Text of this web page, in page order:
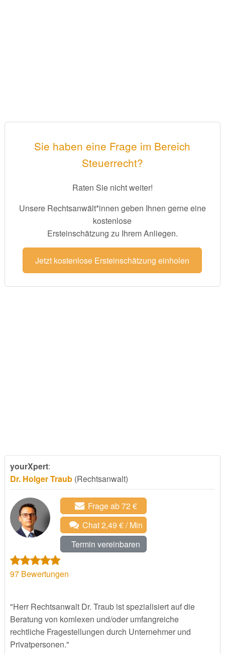
Sie haben eine Frage im Bereich
Steuerrecht?
Raten Sie nicht weiter!
Unsere Rechtsanwält*innen geben Ihnen gerne eine
kostenlose
Ersteinschätzung zu Ihrem Anliegen.
Jetzt kostenlose Ersteinschätzung einholen
yourXpert:
Dr. Holger Traub(Rechtsanwalt)
Frage ab 72 €
Chat 2,49 € / Min
Termin vereinbaren
97Bewertungen
"Herr Rechtsanwalt Dr. Traub ist spezialisiert auf die
Beratung von komlexen und/oder umfangreiche
rechtliche Fragestellungen durch Unternehmer und
Privatpersonen."